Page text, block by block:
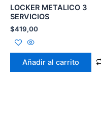
LOCKER METALICO 3
SERVICIOS
$419,00
Añadir al carrito